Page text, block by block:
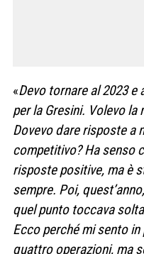
«Devo tornare al 2023
per la Gresini. Volevo
Dovevo dare risposte a
competitivo? Ha senso
risposte positive, ma è
sempre. Poi,
quel punto toccava
Ecco perché mi sento
quattro operazioni, ma